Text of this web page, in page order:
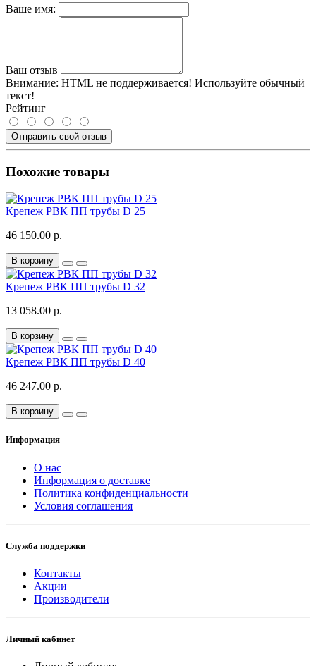
Ваше имя:
Ваш отзыв
Внимание: HTML не поддерживается! Используйте обычный
текст!
Рейтинг
Отправить свой отзыв
Похожие товары
Крепеж РВК ПП трубы D 25
46 150.00 р.
В корзину
Крепеж РВК ПП трубы D 32
13 058.00 р.
В корзину
Крепеж РВК ПП трубы D 40
46 247.00 р.
В корзину
Информация
О нас
Информация о доставке
Политика конфиденциальности
Условия соглашения
Служба поддержки
Контакты
Акции
Производители
Личный кабинет